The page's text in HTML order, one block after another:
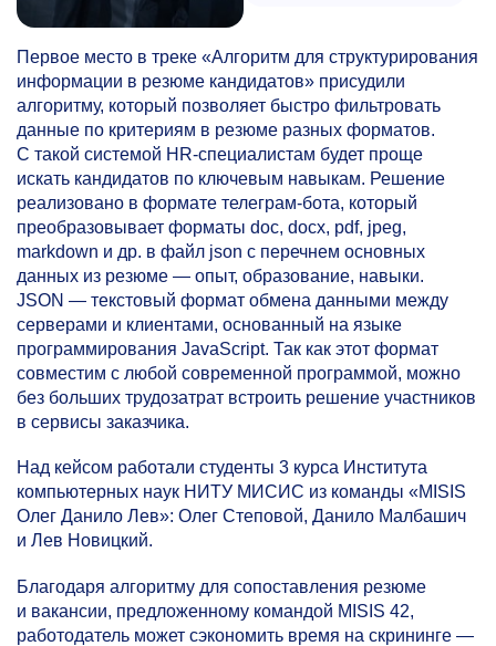
Первое место в треке «Алгоритм для структурирования
информации в резюме кандидатов» присудили
алгоритму, который позволяет быстро фильтровать
данные по критериям в резюме разных форматов.
С такой системой HR-специалистам будет проще
искать кандидатов по ключевым навыкам. Решение
реализовано в формате телеграм-бота, который
преобразовывает форматы doc, docx, pdf, jpeg,
markdown и др. в файл json с перечнем основных
данных из резюме — опыт, образование, навыки.
JSON — текстовый формат обмена данными между
серверами и клиентами, основанный на языке
программирования JavaScript. Так как этот формат
совместим с любой современной программой, можно
без больших трудозатрат встроить решение участников
в сервисы заказчика.
Над кейсом работали студенты 3 курса Института
компьютерных наук НИТУ МИСИС из команды «MISIS
Олег Данило Лев»: Олег Степовой, Данило Малбашич
и Лев Новицкий.
Благодаря алгоритму для сопоставления резюме
и вакансии, предложенному командой MISIS 42,
работодатель может сэкономить время на скрининге —